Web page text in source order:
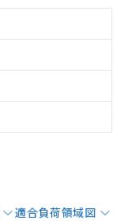
適合負荷領域図